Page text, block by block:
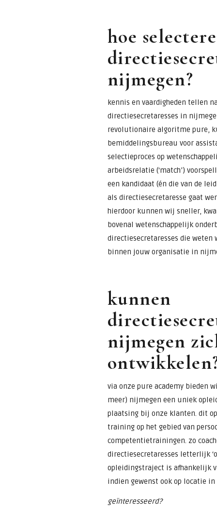
hoe
nijmegen?
kennis en vaardigheden tellen
directiesecretaresses in
revolutionaire algoritme pure,
bemiddelingsbureau voor
selectieproces op
arbeidsrelatie (‘match’)
een kandidaat (én die van de
als directiesecretaresse gaat
hierdoor kunnen wij sneller,
bovenal wetenschappelijk
directiesecretaresses die weten
binnen jouw organisatie in
kunnen
nijmegen
via onze pure academy bieden
meer) nijmegen een uniek
plaatsing bij onze klanten. dit
training op het gebied van
competentietrainingen. zo
directiesecretaresses letterlijk
opleidingstraject is afhankelijk
indien gewenst ook op locatie
geïnteresseerd?